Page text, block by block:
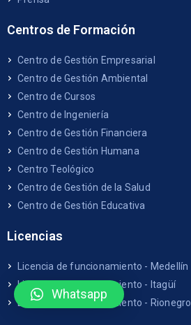
Centros de Formación
Centro de Gestión Empresarial
Centro de Gestión Ambiental
Centro de Cursos
Centro de Ingeniería
Centro de Gestión Financiera
Centro de Gestión Humana
Centro Teológico
Centro de Gestión de la Salud
Centro de Gestión Educativa
Licencias
Licencia de funcionamiento - Medellín
Licencia de funcionamiento - Itagüí
Licencia de funcionamiento - Rionegro
Whatsapp